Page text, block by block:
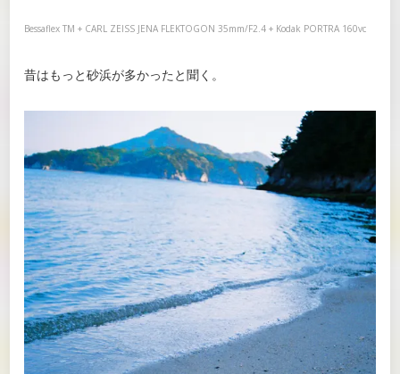
Bessaflex TM + CARL ZEISS JENA FLEKTOGON 35mm/F2.4 + Kodak PORTRA 160vc
昔はもっと砂浜が多かったと聞く。